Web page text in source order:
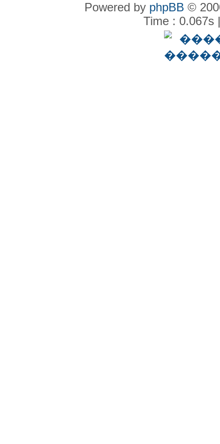
Powered by phpBB ©
Time : 0.067s